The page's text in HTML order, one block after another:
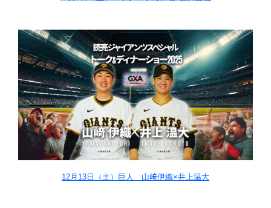
12月13日（土）巨人 山﨑伊織×井上温大